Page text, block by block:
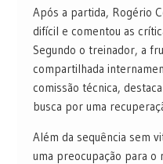
Após a partida, Rogério
difícil e comentou as
Segundo o treinador, a
compartilhada
comissão técnica,
busca por uma
Além da sequência sem
uma preocupação para o